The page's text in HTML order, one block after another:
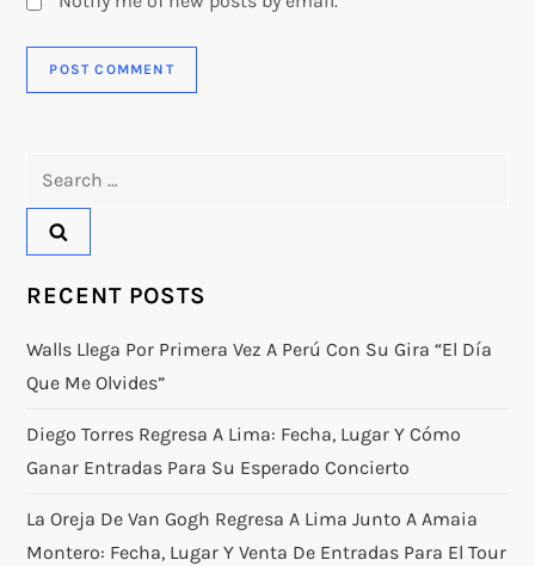
RECENT POSTS
Walls Llega Por Primera Vez A Perú Con Su Gira “El Día
Que Me Olvides”
Diego Torres Regresa A Lima: Fecha, Lugar Y Cómo
Ganar Entradas Para Su Esperado Concierto
La Oreja De Van Gogh Regresa A Lima Junto A Amaia
Montero: Fecha, Lugar Y Venta De Entradas Para El Tour